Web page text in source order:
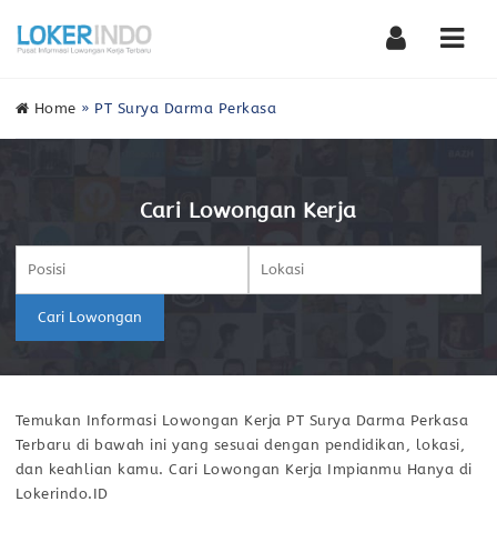
Home » PT Surya Darma Perkasa
Cari Lowongan Kerja
Cari Lowongan
Temukan Informasi Lowongan Kerja PT Surya Darma Perkasa
Terbaru di bawah ini yang sesuai dengan pendidikan, lokasi,
dan keahlian kamu. Cari Lowongan Kerja Impianmu Hanya di
Lokerindo.ID